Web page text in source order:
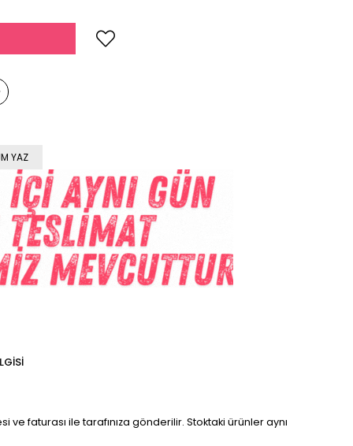
YAZ
ve faturası ile tarafınıza gönderilir. Stoktaki ürünler aynı